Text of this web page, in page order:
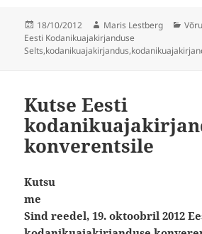
Postitatud
18/10/2012 Autor
Maris Lestberg
Eesti Kodanikuajakirjanduse
Selts,kodanikuajakirjandus,
Kutse Eesti
konverentsile
Kutsu
me
Sind reedel, 19. oktoobril 2012